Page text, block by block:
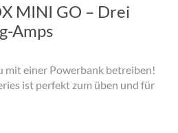
MINI GO – Drei
Amps
mit einer Powerbank betreiben!
ist perfekt zum üben und für